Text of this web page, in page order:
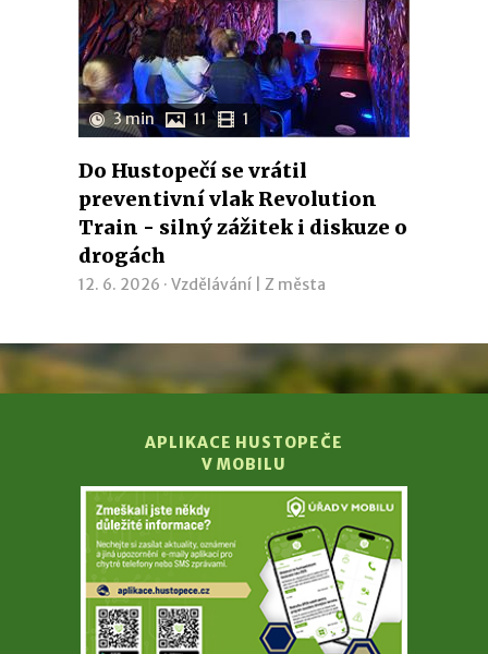
3 min 11 1
Do Hustopečí se vrátil
preventivní vlak Revolution
Train - silný zážitek i diskuze o
drogách
12. 6. 2026 · Vzdělávání| Z města
APLIKACE HUSTOPEČE
V MOBILU